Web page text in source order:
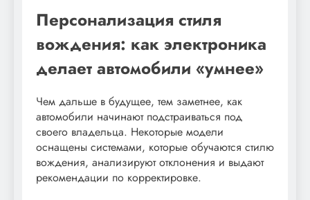
Персонализация стиля
вождения: как электроника
делает автомобили «умнее»
Чем дальше в будущее, тем заметнее, как
автомобили начинают подстраиваться под
своего владельца. Некоторые модели
оснащены системами, которые обучаются стилю
вождения, анализируют отклонения и выдают
рекомендации по корректировке.